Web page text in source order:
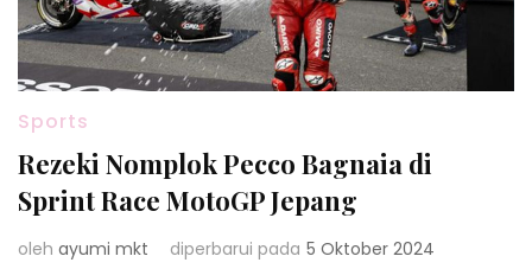
Sports
Rezeki Nomplok Pecco Bagnaia di
Sprint Race MotoGP Jepang
oleh ayumi mkt diperbarui pada 5 Oktober 2024